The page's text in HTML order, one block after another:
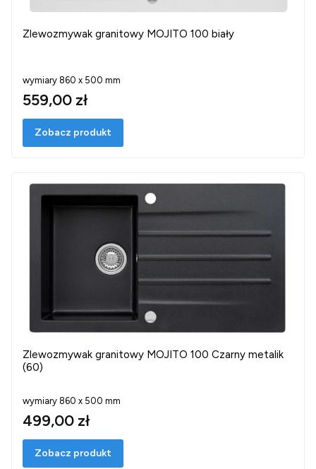
Zlewozmywak granitowy MOJITO 100 biały
wymiary 860 x 500 mm
559,00 zł
Zobacz produkt
Zlewozmywak granitowy MOJITO 100 Czarny metalik
(60)
wymiary 860 x 500 mm
499,00 zł
Zobacz produkt